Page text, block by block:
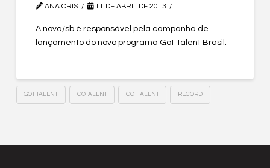
ANA CRIS 11 DE ABRIL DE 2013
A nova/sb é responsável pela campanha de
lançamento do novo programa Got Talent Brasil.
GOT TALENT GOTALENT GOTTALENT RECORD